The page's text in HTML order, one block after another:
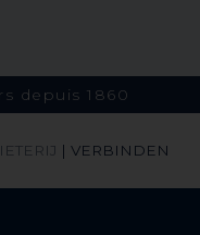
depuis 1860
| VERBINDEN